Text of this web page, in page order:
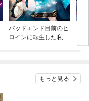
バッドエンド目前のヒ
ロインに転生した私、
もっと見る